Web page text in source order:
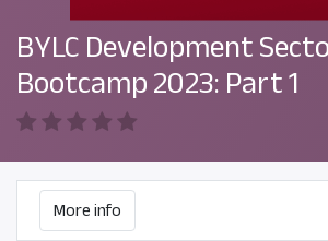
BYLC Development
Bootcamp 2023: Part 1
More info